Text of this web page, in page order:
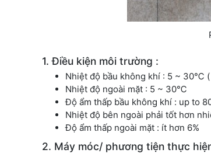
1. Điều kiện môi trường :
Nhiệt độ bầu không khí : 5 ~
Nhiệt độ ngoài mặt : 5 ~ 30℃
Độ ẩm thấp bầu không khí : up to
Nhiệt độ bên ngoài phải tốt hơn
Độ ẩm thấp ngoài mặt : ít hơn 6%
2. Máy móc/ phương tiện thực